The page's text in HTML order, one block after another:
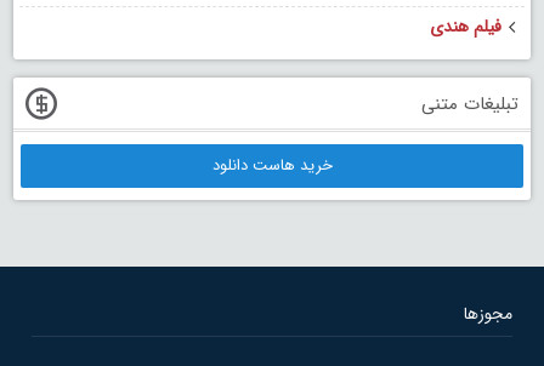
فیلم هندی
تبلیغات متنی
خرید هاست دانلود
مجوزها